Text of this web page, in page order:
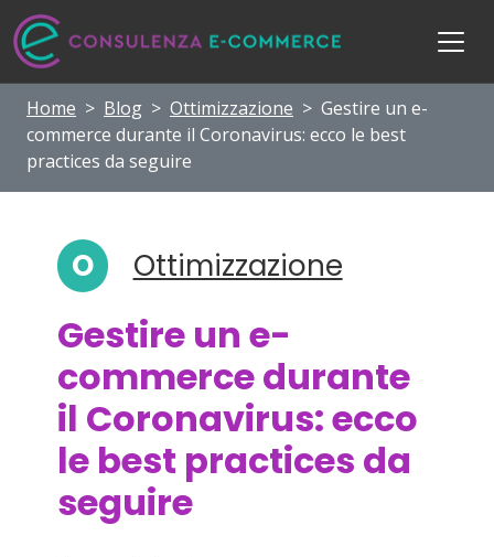
Home > Blog > Ottimizzazione > Gestire un e-
commerce durante il Coronavirus: ecco le best
practices da seguire
O Ottimizzazione
Gestire un e-
commerce durante
il Coronavirus: ecco
le best practices da
seguire